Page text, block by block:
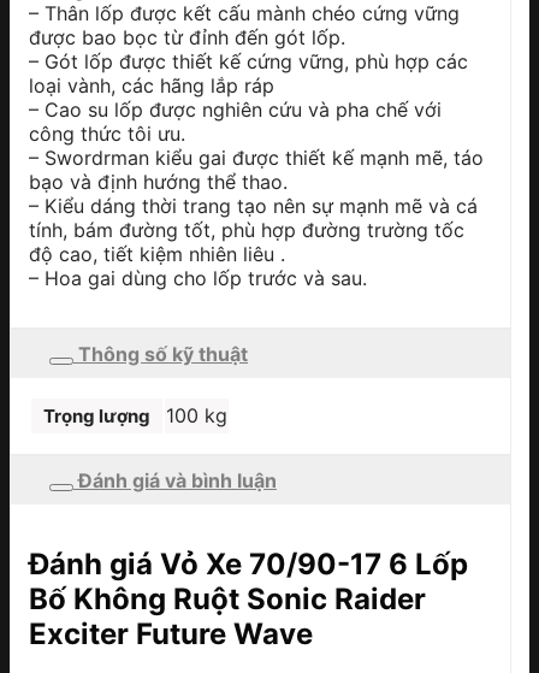
– Thân lốp được kết cấu mành chéo cứng vững
được bao bọc từ đỉnh đến gót lốp.
– Gót lốp được thiết kế cứng vững, phù hợp các
loại vành, các hãng lắp ráp
– Cao su lốp được nghiên cứu và pha chế với
công thức tôi ưu.
– Swordrman kiểu gai được thiết kế mạnh mẽ, táo
bạo và định hướng thể thao.
– Kiểu dáng thời trang tạo nên sự mạnh mẽ và cá
tính, bám đường tốt, phù hợp đường trường tốc
độ cao, tiết kiệm nhiên liêu .
– Hoa gai dùng cho lốp trước và sau.
Thông số kỹ thuật
Trọng lượng 100 kg
Đánh giá và bình luận
Đánh giá Vỏ Xe 70/90-17 6 Lốp
Bố Không Ruột Sonic Raider
Exciter Future Wave